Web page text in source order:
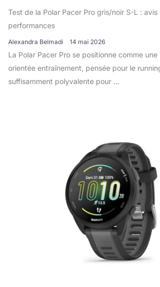
Test de la Polar Pacer Pro gris/noir S-L :
performances
Alexandra Belmadi 14 mai 2026
La Polar Pacer Pro se positionne comme
orientée entraînement, pensée pour le
suffisamment polyvalente pour ...